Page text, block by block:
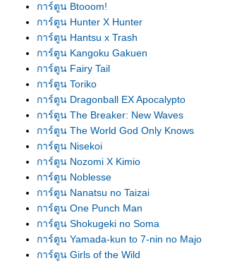
การ์ตูน Btooom!
การ์ตูน Hunter X Hunter
การ์ตูน Hantsu x Trash
การ์ตูน Kangoku Gakuen
การ์ตูน Fairy Tail
การ์ตูน Toriko
การ์ตูน Dragonball EX Apocalypto
การ์ตูน The Breaker: New Waves
การ์ตูน The World God Only Knows
การ์ตูน Nisekoi
การ์ตูน Nozomi X Kimio
การ์ตูน Noblesse
การ์ตูน Nanatsu no Taizai
การ์ตูน One Punch Man
การ์ตูน Shokugeki no Soma
การ์ตูน Yamada-kun to 7-nin no Majo
การ์ตูน Girls of the Wild